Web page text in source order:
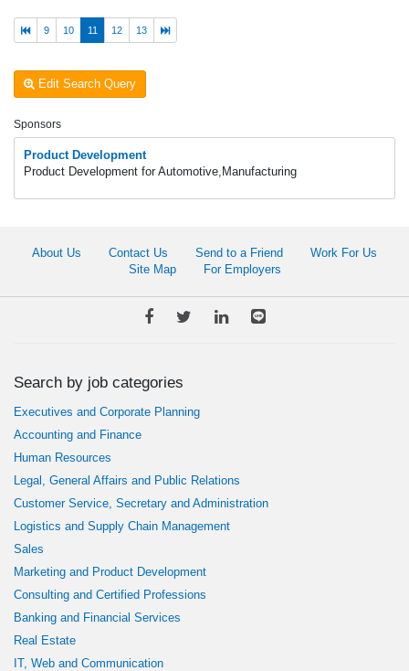
9 10 11 12 13
Edit Search Query
Sponsors
Product Development
Product Development for Automotive,Manufacturing
About Us Contact Us Send to a Friend
Work For Us
Site Map
For Employers
Search by job categories
Executives and Corporate Planning
Accounting and Finance
Human Resources
Legal, General Affairs and Public Relations
Customer Service, Secretary and Administration
Logistics and Supply Chain Management
Sales
Marketing and Product Development
Consulting and Certified Professions
Banking and Financial Services
Real Estate
IT, Web and Communication